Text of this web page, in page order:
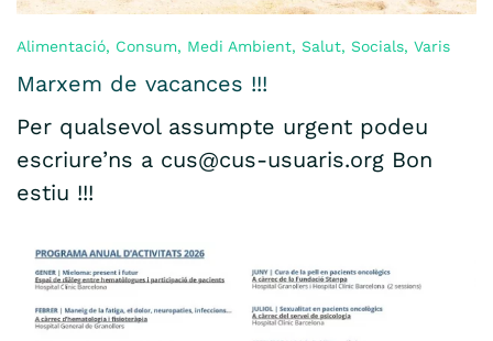
Alimentació, Consum, Medi Ambient, Salut, Socials, Varis
Marxem de vacances !!!
Per qualsevol assumpte urgent podeu
escriure’ns a cus@cus-usuaris.org Bon
estiu !!!